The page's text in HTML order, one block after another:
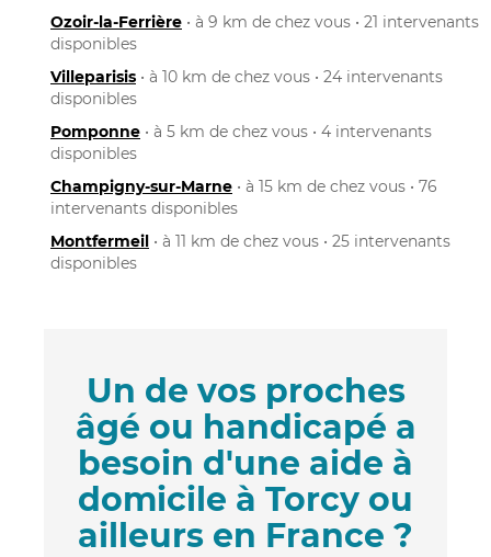
Ozoir-la-Ferrière • à 9 km de chez vous • 21 intervenants
disponibles
Villeparisis • à 10 km de chez vous • 24 intervenants
disponibles
Pomponne • à 5 km de chez vous • 4 intervenants
disponibles
Champigny-sur-Marne • à 15 km de chez vous • 76
intervenants disponibles
Montfermeil • à 11 km de chez vous • 25 intervenants
disponibles
Un de vos proches
âgé ou handicapé a
besoin d'une aide à
domicile à Torcy ou
ailleurs en France ?